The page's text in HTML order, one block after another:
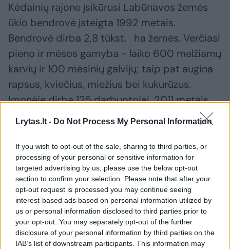
Lrytas.lt - Do Not Process My Personal Information
If you wish to opt-out of the sale, sharing to third parties, or
processing of your personal or sensitive information for
targeted advertising by us, please use the below opt-out
section to confirm your selection. Please note that after your
opt-out request is processed you may continue seeing
interest-based ads based on personal information utilized by
us or personal information disclosed to third parties prior to
your opt-out. You may separately opt-out of the further
disclosure of your personal information by third parties on the
IAB’s list of downstream participants. This information may
Kėdainių rajone įsikūrusi Labūnavos žemės
ūkio bendrovė įsteigta 1992 metais.
Bendrovė dirba 2,8 tūkst. ha žemės. Verčiasi
pieno ir mėsos gamyba - laiko 600 melžiamų
karvių ir 100 mėsinių galvijų; taip pat augina
rapsus, kviečius, miežius bei kukurūzus.
Įmonėje dirba 125 darbuotojai. 2011 metais
įmonės apyvarta siekė 16,3 mln. litų, EBITDA
palūkanų sąnaudas ir pelno mokestį) buvo
5,2 mln. Lt, grynasis pelnas - 3,7 mln. litų.
„Planavome įsigyti 87 proc. pajų, tačiau po
derybų su esamais pajininkais įsigijome jų
daugiau, nes įmonė perspektyvi: visą laiką
dirbo pelningai, jos EBITDA pastaruosius